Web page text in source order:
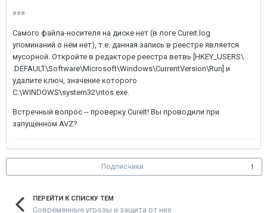
===
Самого файла-носителя на диске нет (в логе Cureit.log
упоминаний о нём нет), т.е. данная запись в реестре является
мусорной. Откройте в редакторе реестра ветвь [HKEY_USERS\
.DEFAULT\Software\Microsoft\Windows\CurrentVersion\Run] и
удалите ключ, значение которого
C:\WINDOWS\system32\ntos.exe.
Встречный вопрос -- проверку CureIt! Вы проводили при
запущенном AVZ?
Подписчики 1
ПЕРЕЙТИ К СПИСКУ ТЕМ
Современные угрозы и защита от них